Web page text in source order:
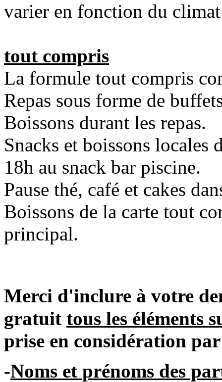
varier en fonction du
tout compris
La formule tout compris
Repas sous forme de
Boissons durant les repas.
Snacks et boissons locales
18h au snack bar piscine.
Pause thé, café et cakes
Boissons de la carte tout
principal.
Merci d'inclure à votre
gratuit tous les éléments
prise en considération
-Noms et prénoms des